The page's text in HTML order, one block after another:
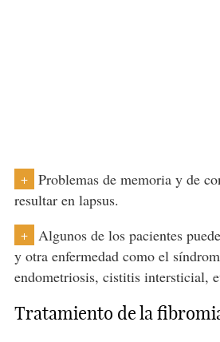
+
Problemas de memoria y de
resultar en lapsus.
+
Algunos de los pacientes
y otra enfermedad como el
endometriosis, cistitis intersticial,
Tratamiento de la